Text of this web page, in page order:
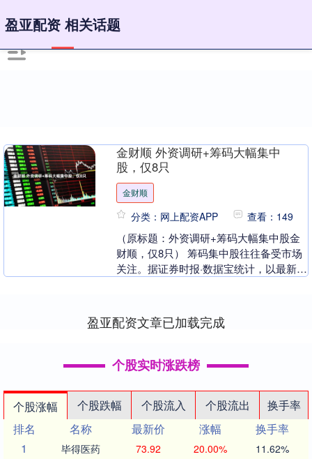
盈亚配资 相关话题
金财顺 外资调研+筹码大幅集中
股，仅8只
金财顺
分类：网上配资APP 查看：149
（原标题：外资调研+筹码大幅集中股金
财顺，仅8只） 筹码集中股往往备受市场
关注。据证券时报·数据宝统计，以最新一
盈亚配资文章已加载完成
个股实时涨跌榜
个股涨幅 个股跌幅 个股流入 个股流出
换手率
排名
名称 最新价 涨幅
换手率
1
毕得医药 73.92 20.00% 11.62%